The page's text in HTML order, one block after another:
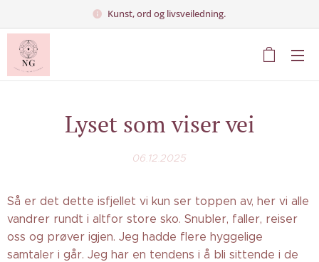
Kunst, ord og livsveiledning.
Lyset som viser vei
06.12.2025
Så er det dette isfjellet vi kun ser toppen av, her vi alle
vandrer rundt i altfor store sko. Snubler, faller, reiser
oss og prøver igjen. Jeg hadde flere hyggelige
samtaler i går. Jeg har en tendens i å bli sittende i de